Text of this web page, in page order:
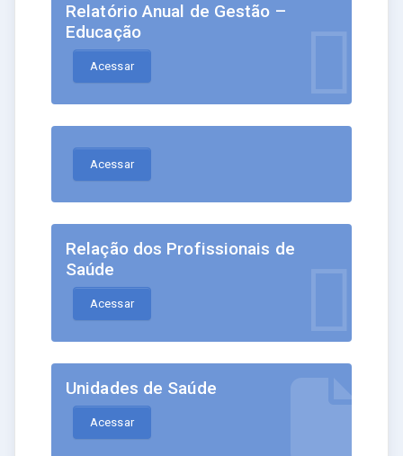
Relatório Anual de Gestão –
Educação
Acessar
Acessar
Relação dos Profissionais de
Saúde
Acessar
Unidades de Saúde
Acessar